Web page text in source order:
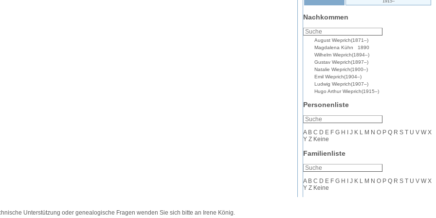
1915–
Nachkommen
August Wieprich(1871–)
Magdalena Kühn
1890
Wilhelm Wieprich(1894–)
Gustav Wieprich(1897–)
Natalie Wieprich(1900–)
Emil Wieprich(1904–)
Ludwig Wieprich(1907–)
Hugo ArthurWieprich(1915–)
Personenliste
A B C D E F G H J K L M N O P Q R S T U V W X
Y Z Keine
Familienliste
A B C D E F G H J K L M N O P Q R S T U V W X
Y Z Keine
Unterstützung oder genealogische Fragen wenden Sie sich bitte an Irene König.